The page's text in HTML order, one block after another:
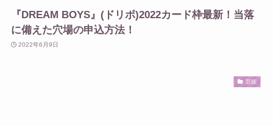
『DREAM BOYS』(ドリボ)2022カード枠最新！当落
に備えた穴場の申込方法！
2022年6月9日
芸能